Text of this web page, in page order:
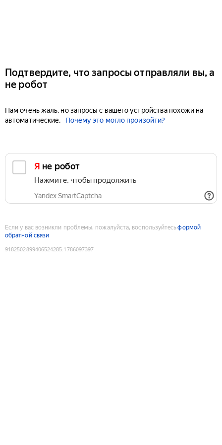
Подтвердите, что запросы отправляли вы, а
не робот
Нам очень жаль, но запросы с вашего устройства похожи на
автоматические.
Почему это могло произойти?
Я не робот
Нажмите, чтобы продолжить
Yandex SmartCaptcha
Если у вас возникли проблемы, пожалуйста, воспользуйтесьформой
обратной связи
9182502899406524285:1786097397